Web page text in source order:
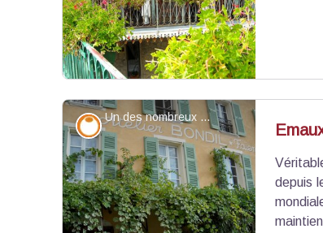
Voir l'image en plein écran
Un des nombreux ateliers - Stefano Blanc - PNR Verdon
Savoir-faire
depuis